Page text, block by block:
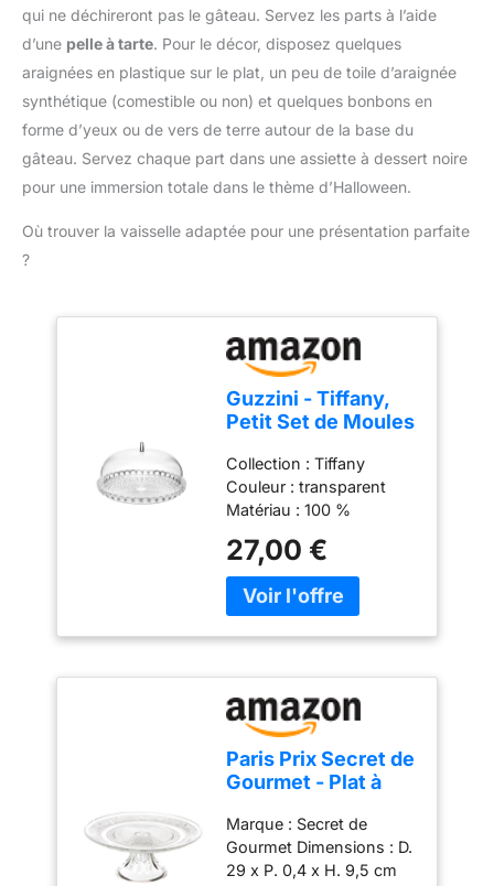
Facile à ranger et durable
– Chaque spatule
possède un trou de
suspension: Avec leur
trou de suspension
intégré, ces spatules
peuvent être accrochées
compact. Durables,
légères et conçues pour
les boulangers amateurs
qui ne déchireront pas le gâteau. Servez les parts à l’aide
d’une pelle à tarte. Pour le décor, disposez quelques
araignées en plastique sur le plat, un peu de toile d’araignée
synthétique (comestible ou non) et quelques bonbons en
forme d’yeux ou de vers de terre autour de la base du
gâteau. Servez chaque part dans une assiette à dessert noire
pour une immersion totale dans le thème d’Halloween.
Où trouver la vaisselle adaptée pour une présentation parfaite
?
Guzzini - Tiffany,
Petit Set de Moules
Transparent, Ø 30 x
h16 cm - 19950100
Collection : Tiffany
Couleur : transparent
Matériau : 100 %
Guzzini, fabriqué en Italie
depuis 1912 Poids du
colis: 1.02 kilograms
27,00 €
Paris Prix Secret de
Gourmet - Plat à
Renaissance 29cm
Transparent
Marque : Secret de
Gourmet Dimensions : D.
29 x P. 0,4 x H. 9,5 cm